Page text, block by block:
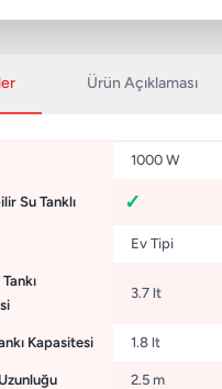
Ürün Açıklaması
1000 W
Su Tanklı
Ev Tipi
3.7 lt
Kapasitesi 1.8 lt
2.5 m